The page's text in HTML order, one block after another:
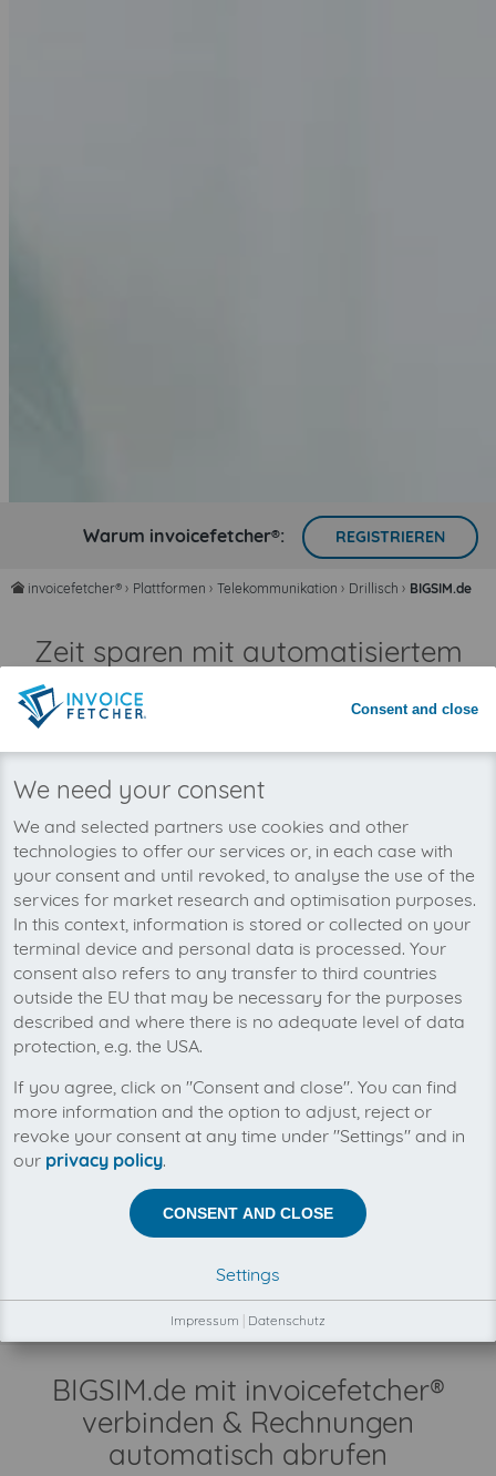
Warum invoicefetcher®: REGISTRIEREN
home invoicefetcher® › Plattformen › Telekommunikation › Drillisch › BIGSIM.de
Zeit sparen mit automatisiertem
Rechnungsimport
Nie wieder Rechnungen übersehen
BIGSIM.de Rechnungen an einem Ort
verwalten. Unsere Cloud-Software spart Ihnen
Zeit, Geld und Nerven.
Zwischen invoicefetcher® und BIGSIM.de besteht keine
Geschäftsbeziehung.
Der Abruf Ihrer BIGSIM.de Rechnungen erfolgt
Kundenauftrag, durch unsere Automatismen,
Konnektoren und Schnittstellen.
BIGSIM.de mit invoicefetcher®
verbinden & Rechnungen
automatisch abrufen
Consent and close
We need your consent
We and selected partners use cookies and other
technologies to offer our services or, in each case with
your consent and until revoked, to analyse the use of the
services for market research and optimisation purposes.
In this context, information is stored or collected on your
terminal device and personal data is processed. Your
consent also refers to any transfer to third countries
outside the EU that may be necessary for the purposes
described and where there is no adequate level of data
protection, e.g. the USA.
If you agree, click on "Consent and close". You can find
more information and the option to adjust, reject or
revoke your consent at any time under "Settings" and in
our privacy policy.
CONSENT AND CLOSE
Settings
Impressum Datenschutz